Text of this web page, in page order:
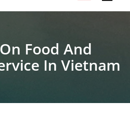
Food And
In Vietnam